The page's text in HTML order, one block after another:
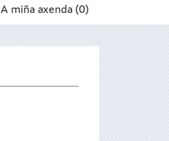
A miña axenda (0)